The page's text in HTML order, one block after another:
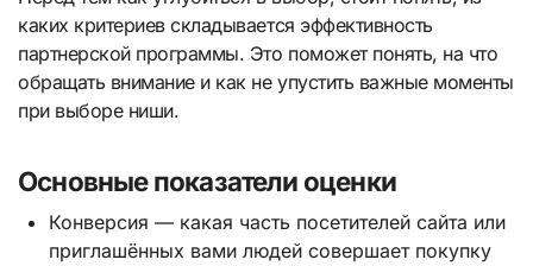
каких критериев складывается эффективность
партнерской программы. Это поможет понять, на что
обращать внимание и как не упустить важные моменты
при выборе ниши.
Основные показатели оценки
Конверсия — какая часть посетителей сайта или
приглашённых вами людей совершает покупку